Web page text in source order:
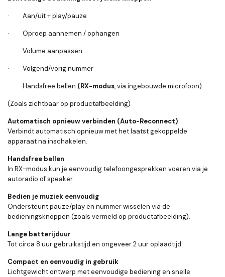
· Aan/uit + play/pauze
· Oproep aannemen / ophangen
· Volume aanpassen
· Volgend/vorig nummer
· Handsfree bellen (RX-modus, via ingebouwde microfoon)
(Zoals zichtbaar op productafbeelding)
Automatisch opnieuw verbinden (Auto-Reconnect)
Verbindt automatisch opnieuw met het laatst gekoppelde
apparaat na inschakelen.
Handsfree bellen
In RX-modus kun je eenvoudig telefoongesprekken voeren via je
autoradio of speaker.
Bedien je muziek eenvoudig
Ondersteunt pauze/play en nummer wisselen via de
bedieningsknoppen (zoals vermeld op productafbeelding).
Lange batterijduur
Tot circa 8 uur gebruikstijd en ongeveer 2 uur oplaadtijd.
Compact en eenvoudig in gebruik
Lichtgewicht ontwerp met eenvoudige bediening en snelle